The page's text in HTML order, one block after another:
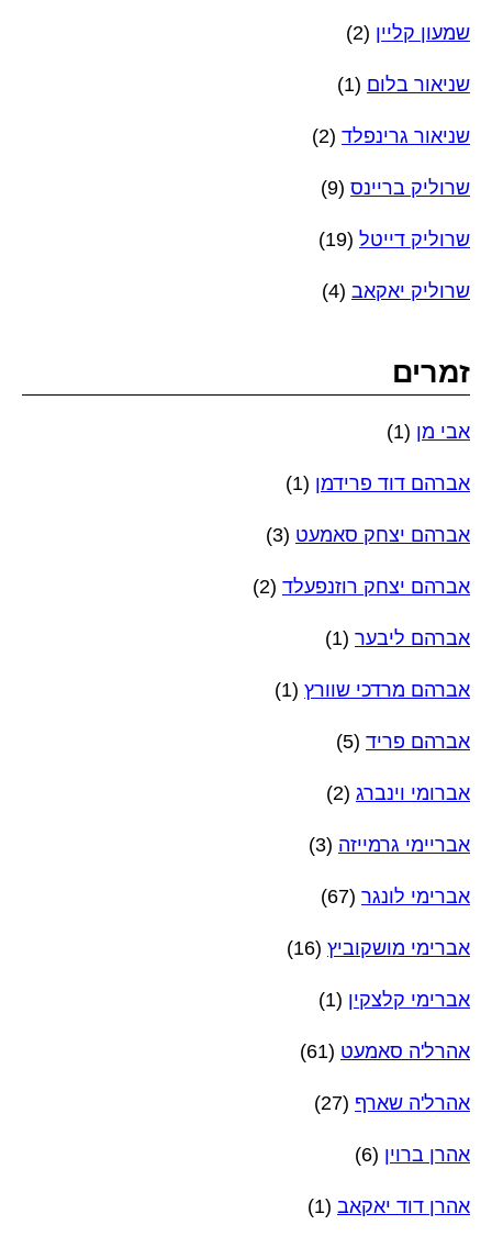
שמעון קליין (2)
שניאור בלום (1)
שניאור גרינפלד (2)
שרוליק בריינס (9)
שרוליק דייטל (19)
שרוליק יאקאב (4)
זמרים
אבי מן (1)
אברהם דוד פרידמן (1)
אברהם יצחק סאמעט (3)
אברהם יצחק רוזנפעלד (2)
אברהם ליבער (1)
אברהם מרדכי שוורץ (1)
אברהם פריד (5)
אברומי וינברג (2)
אבריימי גרמייזה (3)
אברימי לונגר (67)
אברימי מושקוביץ (16)
אברימי קלצקין (1)
אהרל'ה סאמעט (61)
אהרל'ה שארף (27)
אהרן ברוין (6)
אהרן דוד יאקאב (1)